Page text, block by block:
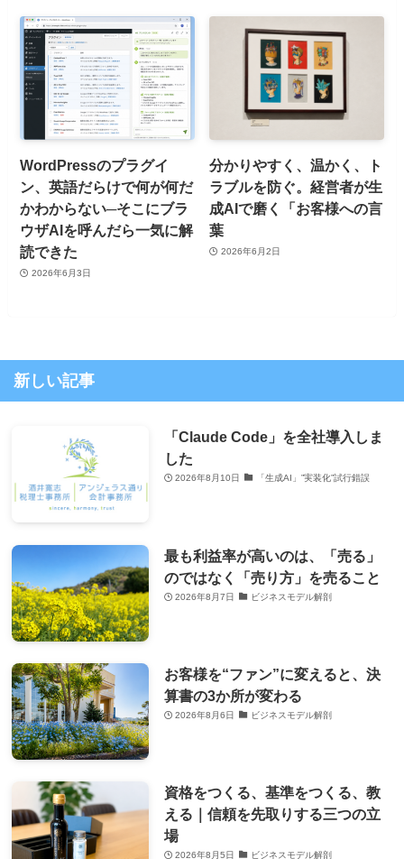
WordPressのプラグイ
ン、英語だらけで何が何だ
かわからない─そこにブラ
ウザAIを呼んだら一気に解
読できた
2026年6月3日
分かりやすく、温かく、ト
ラブルを防ぐ。経営者が生
成AIで磨く「お客様への言
葉
2026年6月2日
新しい記事
「Claude Code」を全社導入しま
した
2026年8月10日 「生成AI」”実装化”試行錯誤
最も利益率が高いのは、「売る」
のではなく「売り方」を売ること
2026年8月7日 ビジネスモデル解剖
お客様を“ファン”に変えると、決
算書の3か所が変わる
2026年8月6日 ビジネスモデル解剖
資格をつくる、基準をつくる、教
える｜信頼を先取りする三つの立
場
2026年8月5日 ビジネスモデル解剖